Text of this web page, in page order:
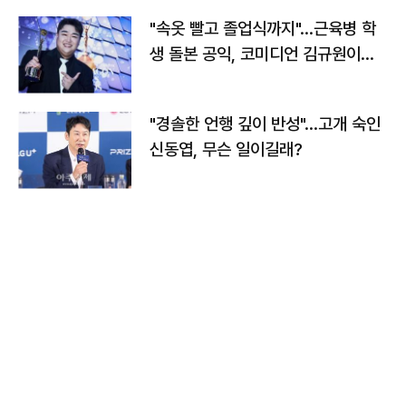
"속옷 빨고 졸업식까지"…근육병 학
생 돌본 공익, 코미디언 김규원이었
"경솔한 언행 깊이 반성"…고개 숙인
신동엽, 무슨 일이길래?